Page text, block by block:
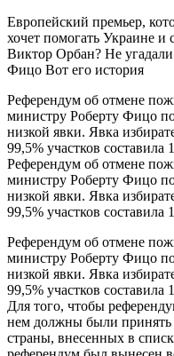
Европейский премьер,
хочет помогать Украине
Виктор Орбан? Не
Фицо Вот его история
Референдум об отмене
министру Роберту Фицо
низкой явки. Явка
99,5% участков составила
Референдум об отмене
министру Роберту Фицо
низкой явки. Явка
99,5% участков составила
Референдум об отмене
министру Роберту Фицо
низкой явки. Явка
99,5% участков составила
Для того, чтобы
нем должны были принять
страны, внесенных в